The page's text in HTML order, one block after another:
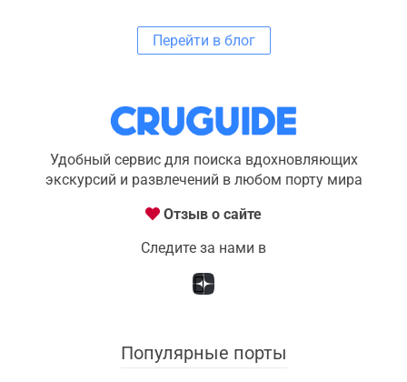
Перейти в блог
Удобный сервис для поиска вдохновляющих
экскурсий и развлечений в любом порту мира
Отзыв о сайте
Следите за нами в
Популярные порты